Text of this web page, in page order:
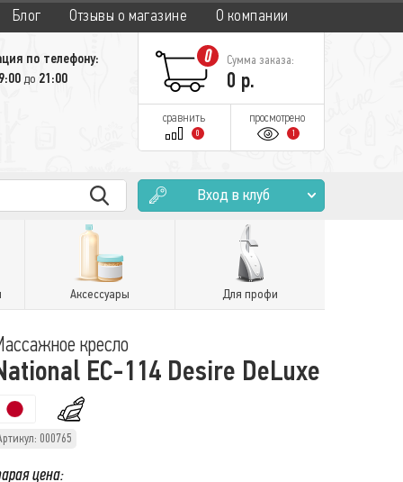
Блог Отзывы о магазине О компании
по телефону:
до 21:00
0 Сумма заказа:
0 р.
сравнить
0
просмотрено
1
Вход в клуб
Аксессуары Для профи
кресло
EC-114 Desire DeLuxe
000765
цена: